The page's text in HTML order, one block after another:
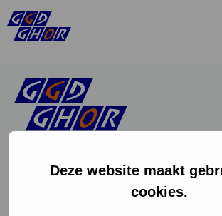
Deze website maakt
cookies.
Instagram